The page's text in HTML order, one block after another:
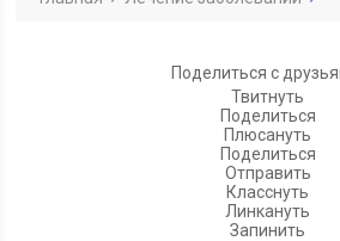
Поделиться с
Твитнуть
Поделиться
Плюсануть
Поделиться
Отправить
Класснуть
Линкануть
Запинить